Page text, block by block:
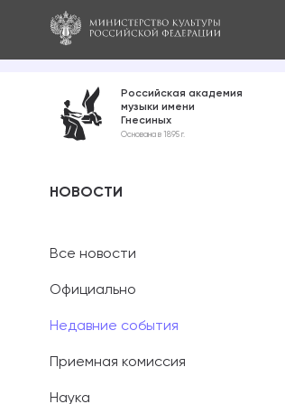
Российская академия
музыки имени
Гнесиных
Основана в 1895 г.
НОВОСТИ
Все новости
Официально
Недавние события
Приемная комиссия
Наука